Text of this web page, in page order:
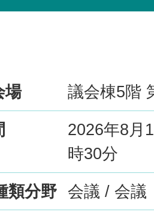
場 議会棟5階
2026年8月
時30分
類分野 会議 / 会議